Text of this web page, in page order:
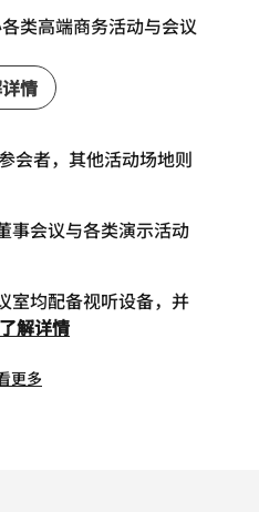
类高端商务活动与会议
情
会者，其他活动场地则
事会议与各类演示活动
室均配备视听设备，并
了解详情
更多